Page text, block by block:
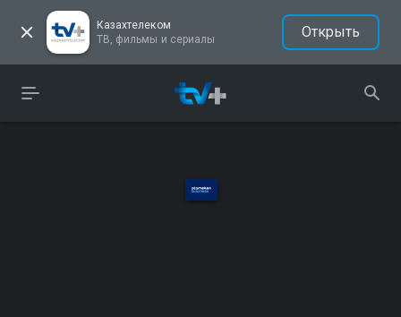
Казахтелеком
ТВ, фильмы и сериалы
Открыть